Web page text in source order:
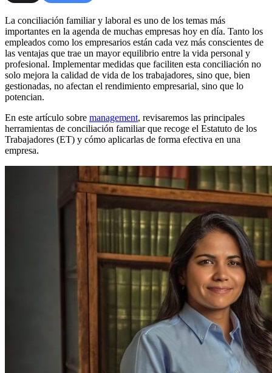
La conciliación familiar y laboral es uno de los temas más
importantes en la agenda de muchas empresas hoy en día. Tanto los
empleados como los empresarios están cada vez más conscientes de
las ventajas que trae un mayor equilibrio entre la vida personal y
profesional. Implementar medidas que faciliten esta conciliación no
solo mejora la calidad de vida de los trabajadores, sino que, bien
gestionadas, no afectan el rendimiento empresarial, sino que lo
potencian.
En este artículo sobre management, revisaremos las principales
herramientas de conciliación familiar que recoge el Estatuto de los
Trabajadores (ET) y cómo aplicarlas de forma efectiva en una
empresa.